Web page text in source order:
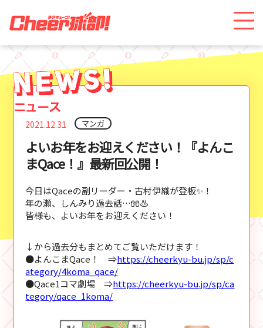
2021.12.31 マンガ
よいお年をお迎えください！『よんこ
まQace！』最新回公開！
今日はQaceの副リーダー・古村伊織が登板✨！
年の瀬、しんみり過去話…🧤♨
皆様も、よいお年をお迎えください！
↓から過去分もまとめてご覧いただけます！
●よんこまQace！ ⇒https://cheerkyu-bu.jp/sp/c
ategory/4koma_qace/
●Qace1コマ劇場 ⇒https://cheerkyu-bu.jp/sp/ca
tegory/qace_1koma/